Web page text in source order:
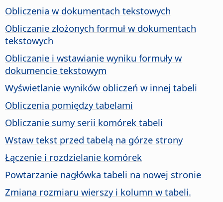
Obliczenia w dokumentach tekstowych
Obliczanie złożonych formuł w dokumentach
tekstowych
Obliczanie i wstawianie wyniku formuły w
dokumencie tekstowym
Wyświetlanie wyników obliczeń w innej tabeli
Obliczenia pomiędzy tabelami
Obliczanie sumy serii komórek tabeli
Wstaw tekst przed tabelą na górze strony
Łączenie i rozdzielanie komórek
Powtarzanie nagłówka tabeli na nowej stronie
Zmiana rozmiaru wierszy i kolumn w tabeli.